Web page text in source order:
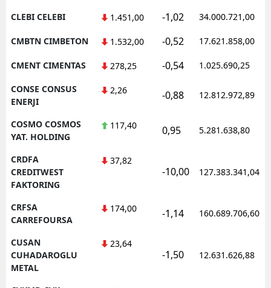
CLEBI CELEBI 1.451,00 -1,02 34.000.721,00
CMBTN CIMBETON 1.532,00 -0,52 17.621.858,00
CMENT CIMENTAS 278,25 -0,54 1.025.690,25
CONSE CONSUS
ENERJI
2,26 -0,88 12.812.972,89
COSMO COSMOS
YAT. HOLDING
117,40 0,95 5.281.638,80
CRDFA
CREDITWEST
FAKTORING
37,82
-10,00 127.383.341,04
CRFSA
CARREFOURSA
174,00 -1,14 160.689.706,60
CUSAN
CUHADAROGLU
METAL
23,64
-1,50 12.631.626,88